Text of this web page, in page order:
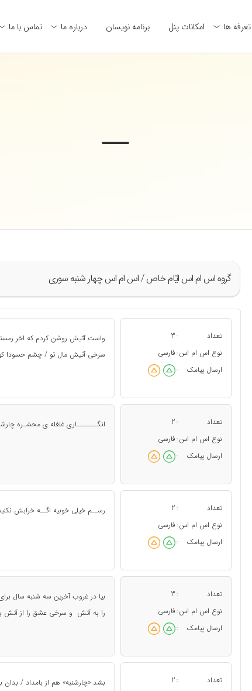
تعرفه ها امکانات پنل برنامه نویسان درباره ما تماس با ما
گروه اس ام اس ايّام خاص / اس ام اس چهار شنبه سوری
تعداد :
3
نوع اس ام اس : فارسی
ارسال پیامک
:
واست آتیش روشن کردم که اخر
سرخی آتیش مال تو / چشم حسودا
تعداد :
2
نوع اس ام اس : فارسی
ارسال پیامک
:
انگـــــــاری غلغله ی محشـره
تعداد :
2
نوع اس ام اس : فارسی
ارسال پیامک
:
رســم خیلی خوبیه اگــه خرابش
تعداد :
3
نوع اس ام اس : فارسی
ارسال پیامک
:
بیا در غروب آخرین سه شنبه سال
را به آتش و سرخی عشق را از آتش
تعداد :
2
بشد «چارشنبه» هم از بامداد / بدان